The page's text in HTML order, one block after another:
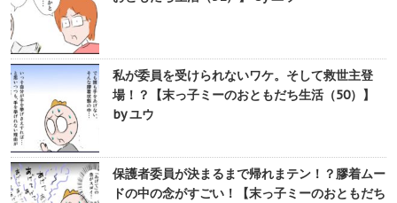
私が委員を受けられないワケ。そして救世主登
場！？【末っ子ミーのおともだち生活（50）】
by ユウ
保護者委員が決まるまで帰れまテン！？膠着ムー
ドの中の念がすごい！【末っ子ミーのおともだち